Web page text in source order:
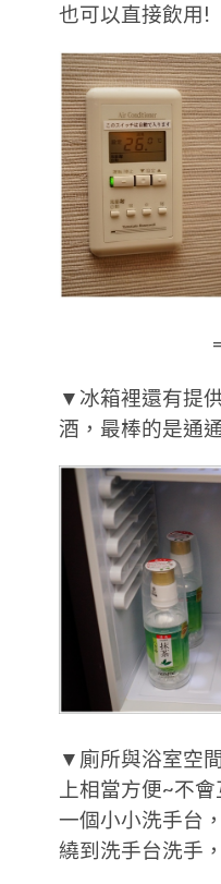
也可以直接飲用!
▼冰箱裡還有提
酒，最棒的是通
▼廁所與浴室空
上相當方便~不
一個小小洗手台
繞到洗手台洗手